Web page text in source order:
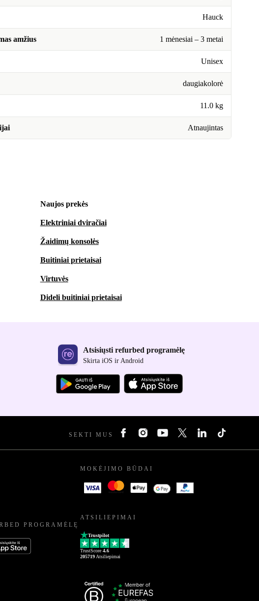
Hauck
amžius 1 mėnesiai – 3 metai
Unisex
daugiakolorė
11.0 kg
Atnaujintas
Naujos prekės
Elektriniai dviračiai
Žaidimų konsolės
Buitiniai prietaisai
Virtuvės
Dideli buitiniai prietaisai
Atsisiųsti refurbed programėlę
Skirta iOS ir Android
SEKTI MUS
PROGRAMĖLĘ
MOKĖJIMO BŪDAI
ATSILIEPIMAI
Trustpilot
TrustScore 4.6
205719 Atsiliepimai